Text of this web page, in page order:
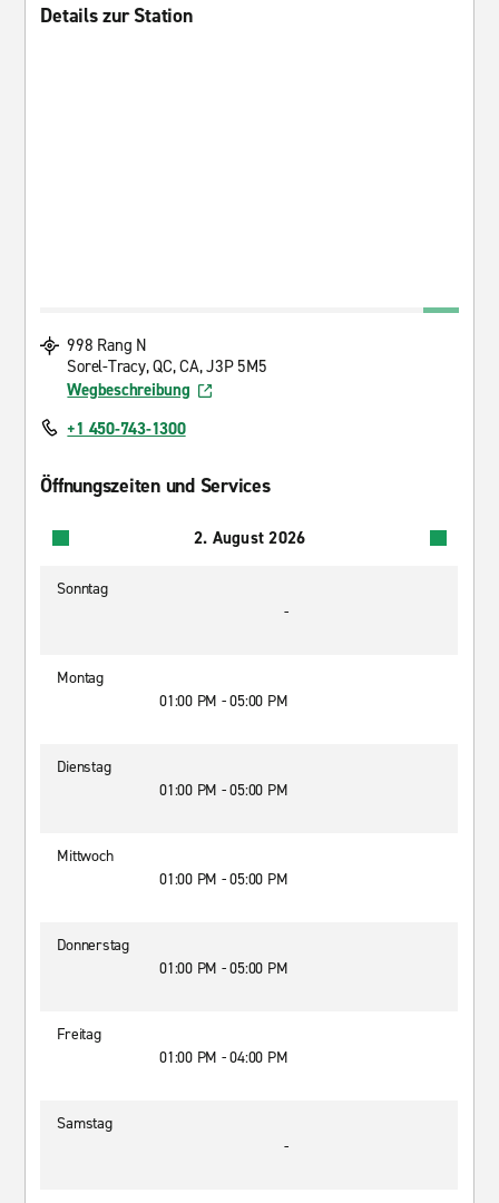
Details zur Station
998 Rang N
Sorel-Tracy, QC, CA, J3P 5M5
Wegbeschreibung
+1 450-743-1300
Öffnungszeiten und Services
2. August 2026
Sonntag
-
Montag
01:00 PM - 05:00 PM
Dienstag
01:00 PM - 05:00 PM
Mittwoch
01:00 PM - 05:00 PM
Donnerstag
01:00 PM - 05:00 PM
Freitag
01:00 PM - 04:00 PM
Samstag
-